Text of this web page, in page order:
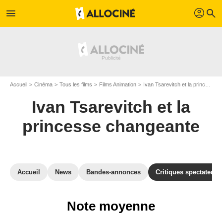
menu profil search
Accueil Cinéma Tous les films Films Animation Ivan Tsarevitch et la princesse changeante
Ivan Tsarevitch et la
princesse changeante
Accueil News Bandes-annonces Critiques spectateurs
Note moyenne